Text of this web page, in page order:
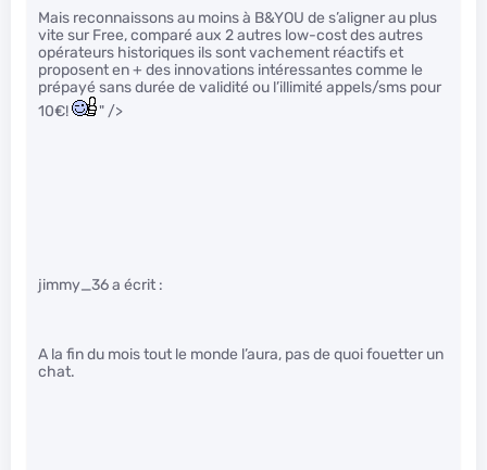
Mais reconnaissons au moins à B&YOU de s’aligner au plus
vite sur Free, comparé aux 2 autres low-cost des autres
opérateurs historiques ils sont vachement réactifs et
proposent en + des innovations intéressantes comme le
prépayé sans durée de validité ou l’illimité appels/sms pour
10€!
" />
jimmy_36 a écrit :
A la fin du mois tout le monde l’aura, pas de quoi fouetter un
chat.